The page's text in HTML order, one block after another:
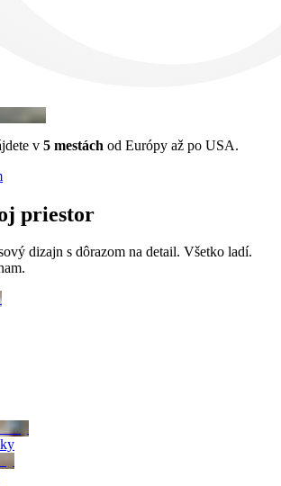
v 5 mestách od Európy až po USA.
priestor
dizajn s dôrazom na detail. Všetko ladí.